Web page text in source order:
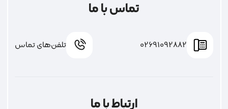
تماس با ما
02691092882 تلفن‌های تماس
ارتباط با ما